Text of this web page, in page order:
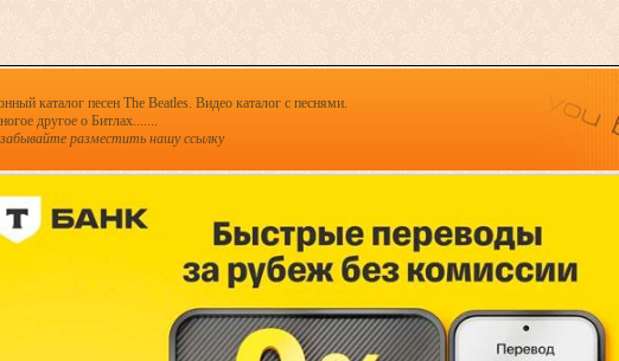
каталог песен The Beatles. Видео каталог с песнями.
другое о Битлах.......
разместить нашу ссылку